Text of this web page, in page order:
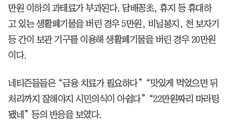
만원 이하의 과태료가 부과된다. 담배꽁초, 휴지 등 휴대하
고 있는 생활폐기물을 버린 경우 5만원, 비닐봉지, 천 보자기
등 간이 보관 기구를 이용해 생활폐기물을 버린 경우 20만원
이다.
네티즌들들은 “금융 치료가 필요하다” “맛있게 먹었으면 뒤
처리까지 잘해야지 시민의식이 아쉽다” “22만원짜리 마라탕
됐네” 등의 반응을 보였다.